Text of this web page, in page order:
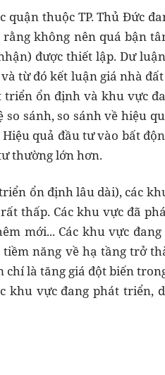
thuộc TP. Thủ Đức
rằng không nên quá bận
được thiết lập. Dư
từ đó kết luận giá nhà
ổn định và khu vực
sánh, so sánh về hiệu
quả đầu tư vào bất
thường lớn hơn.
ổn định lâu dài), các
thấp. Các khu vực đã
mới... Các khu vực
năng về hạ tầng trở
là tăng giá đột biến
khu vực đang phát triển,